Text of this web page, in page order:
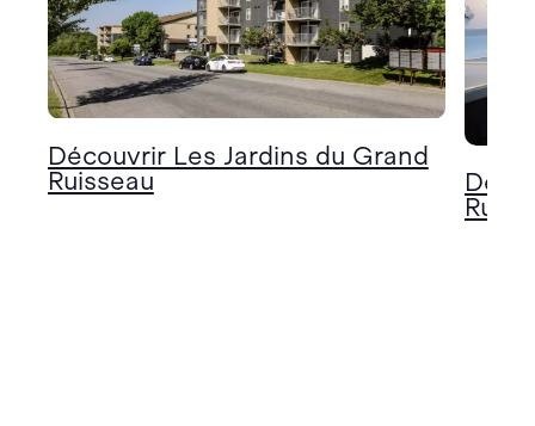
Découvrir Les Jardins du Grand
Ruisseau